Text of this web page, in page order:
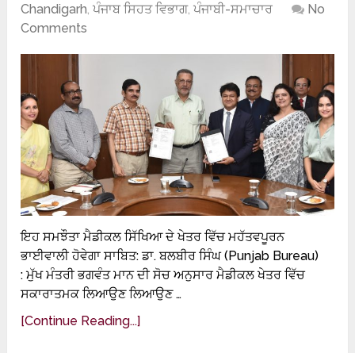
Chandigarh,ਪੰਜਾਬ ਸਿਹਤ ਵਿਭਾਗ,ਪੰਜਾਬੀ-ਸਮਾਚਾਰ
No
Comments
ਇਹ ਸਮਝੌਤਾ ਮੈਡੀਕਲ ਸਿੱਖਿਆ ਦੇ ਖੇਤਰ ਵਿੱਚ ਮਹੱਤਵਪੂਰਨ
ਭਾਈਵਾਲੀ ਹੋਵੇਗਾ ਸਾਬਿਤ: ਡਾ. ਬਲਬੀਰ ਸਿੰਘ (Punjab Bureau)
: ਮੁੱਖ ਮੰਤਰੀ ਭਗਵੰਤ ਮਾਨ ਦੀ ਸੋਚ ਅਨੁਸਾਰ ਮੈਡੀਕਲ ਖੇਤਰ ਵਿੱਚ
ਸਕਾਰਾਤਮਕ ਲਿਆਉਣ ਲਿਆਉਣ …
[Continue Reading...]